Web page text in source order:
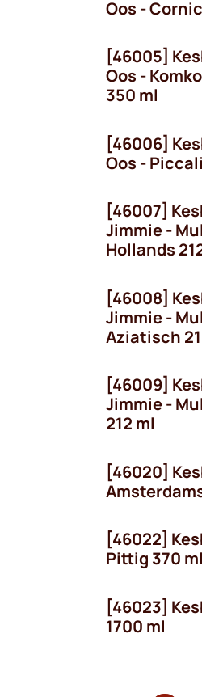
Oos -
[46005]
Oos -
350 ml
[46006]
Oos -
[46007]
Jimmie -
Hollands
[46008]
Jimmie -
Aziatisch
[46009]
Jimmie -
212 ml
[46020]
[46022]
Pittig 370 ml
[46023]
1700 ml